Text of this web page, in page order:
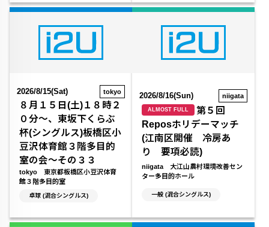
2026/8/15(Sat) tokyo
８月１５日(土)１８時２
０分～、東坂下くらぶ
杯(シングルス)板橋区小
豆沢体育館３階多目的
室の会～その３３
tokyo 東京都板橋区小豆沢体育
館３階多目的室
卓球 (混合シングルス)
2026/8/16(Sun) niigata
ALMOST FULL
第５回
Reposホリデーマッチ
(江南区開催 冷房あ
り 要項必読)
niigata 大江山農村環境改善セン
ター多目的ホール
一般 (混合シングルス)